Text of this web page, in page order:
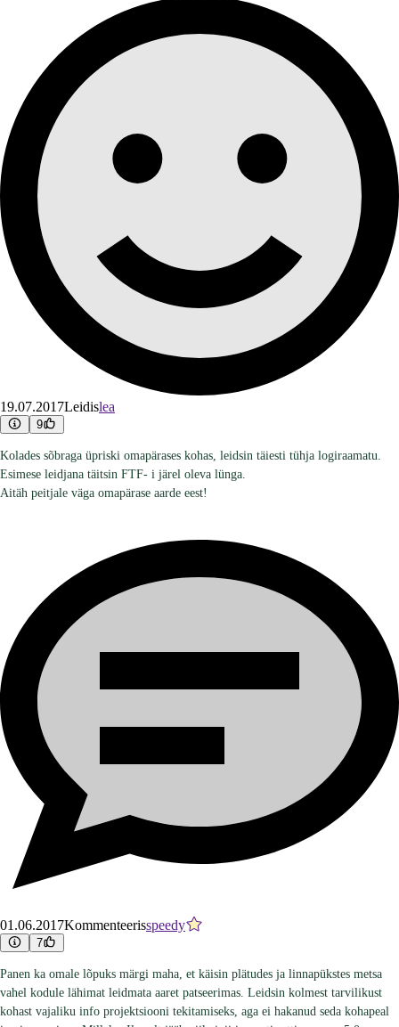
19.07.2017Leidislea
9
Kolades sõbraga üpriski omapärases kohas, leidsin täiesti tühja logiraamatu.
Esimese leidjana täitsin FTF- i järel oleva lünga.
Aitäh peitjale väga omapärase aarde eest!
01.06.2017Kommenteerisspeedy
7
Panen ka omale lõpuks märgi maha, et käisin plätudes ja linnapükstes metsa
vahel kodule lähimat leidmata aaret patseerimas. Leidsin kolmest tarvilikust
kohast vajaliku info projektsiooni tekitamiseks, aga ei hakanud seda kohapeal